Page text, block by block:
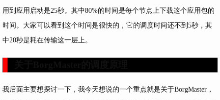
用到应用启动是25秒。其中80%的时间是每个节点上下载这个应用包的
时间。大家可以看到这个时间是很快的，它的调度时间还不到5秒，其
中20秒是耗在传输这一层上。
我后面主要想探讨一下，我今天想说的一个重点就是关于BorgMaster，